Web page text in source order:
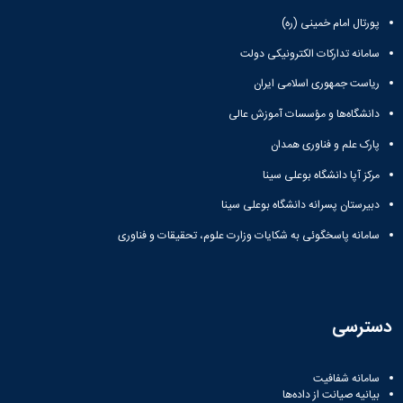
مرتبط
بنیاد
ملی
شرکت
های
بنیان
آئین
نامه ها
فرآیندها
آئین
فرم
پژوهشی
پورتال امام خمینی (ره)
سامانه تدارکات الکترونیکی دولت
ریاست جمهوری اسلامی ایران
دانشگاه‌ها و مؤسسات آموزش عالی
پارک علم و فناوری همدان
مرکز آپا دانشگاه بوعلی سینا
دبیرستان پسرانه دانشگاه بوعلی سینا
سامانه پاسخگوئی به شکایات وزارت علوم، تحقیقات و فناوری
دسترسی
سامانه شفافیت
بیانیه صیانت از داده‌ها